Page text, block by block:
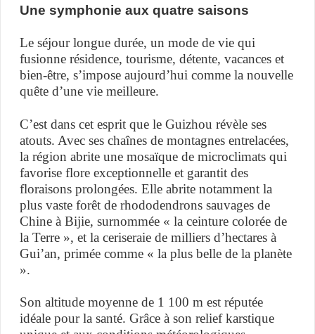
Une symphonie aux quatre saisons
Le séjour longue durée, un mode de vie qui
fusionne résidence, tourisme, détente, vacances et
bien-être, s’impose aujourd’hui comme la nouvelle
quête d’une vie meilleure.
C’est dans cet esprit que le Guizhou révèle ses
atouts. Avec ses chaînes de montagnes entrelacées,
la région abrite une mosaïque de microclimats qui
favorise flore exceptionnelle et garantit des
floraisons prolongées. Elle abrite notamment la
plus vaste forêt de rhododendrons sauvages de
Chine à Bijie, surnommée « la ceinture colorée de
la Terre », et la ceriseraie de milliers d’hectares à
Gui’an, primée comme « la plus belle de la planète
».
Son altitude moyenne de 1 100 m est réputée
idéale pour la santé. Grâce à son relief karstique